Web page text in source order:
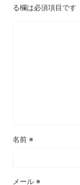
る欄は必須項目です
名前 ※
メール ※